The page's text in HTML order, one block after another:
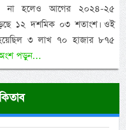
না হলেও আগের ২০২৪-২৫
১২ দশমিক ০৩ শতাংশ। ওই
৩ লাখ ৭০ হাজার ৮৭৫
পড়ুন...